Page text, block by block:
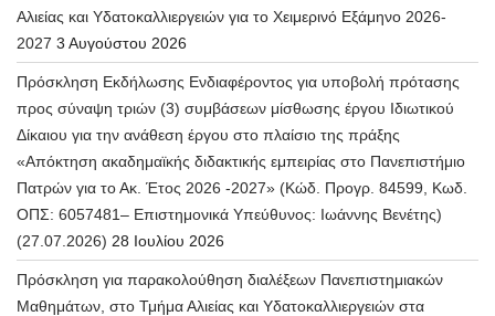
Αλιείας και Υδατοκαλλιεργειών για το Χειμερινό Εξάμηνο 2026-
2027 3 Αυγούστου 2026
Πρόσκληση Εκδήλωσης Ενδιαφέροντος για υποβολή πρότασης
προς σύναψη τριών (3) συμβάσεων μίσθωσης έργου Ιδιωτικού
Δίκαιου για την ανάθεση έργου στο πλαίσιο της πράξης
«Απόκτηση ακαδημαϊκής διδακτικής εμπειρίας στο Πανεπιστήμιο
Πατρών για το Ακ. Έτος 2026 -2027» (Κώδ. Προγρ. 84599, Κωδ.
ΟΠΣ: 6057481– Επιστημονικά Υπεύθυνος: Ιωάννης Βενέτης)
(27.07.2026) 28 Ιουλίου 2026
Πρόσκληση για παρακολούθηση διαλέξεων Πανεπιστημιακών
Μαθημάτων, στο Τμήμα Αλιείας και Υδατοκαλλιεργειών στα